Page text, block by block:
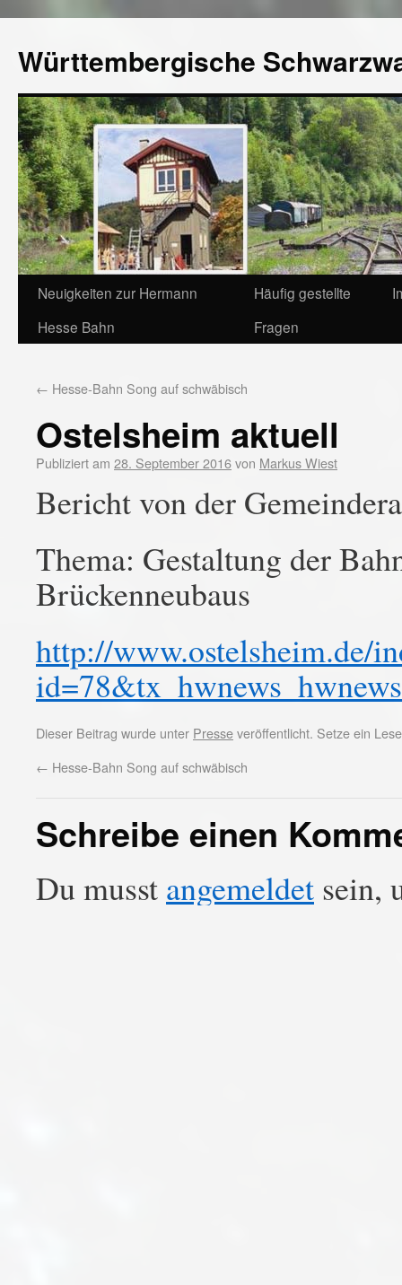
Württembergische
Neuigkeiten zur Hermann
Hesse Bahn
Häufig gestellte
Fragen
← Hesse-Bahn Song auf schwäbisch
Ostelsheim aktuell
Publiziert am 28. September 2016von Markus Wiest
Bericht von der
Thema: Gestaltung der
Brückenneubaus
http://www.ostelsheim.de/
Dieser Beitrag wurde unter Presseveröffentlicht. Setze ein
← Hesse-Bahn Song auf schwäbisch
Schreibe einen
Du musst angemeldet sein,